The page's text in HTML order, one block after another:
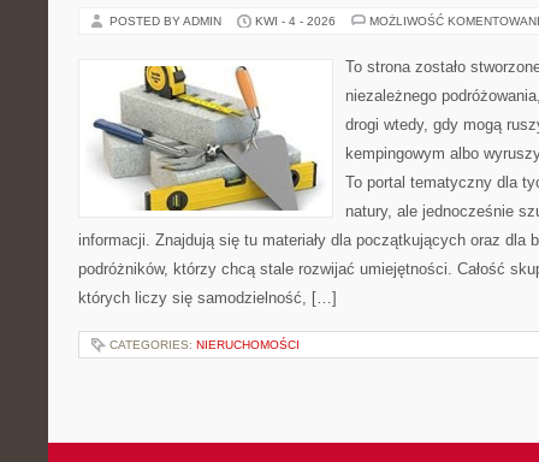
POSTED BY ADMIN KWI - 4 - 2026 MOŻLIWOŚĆ
To strona zostało
niezależnego
drogi wtedy, gdy mogą
kempingowym albo
To portal tematyczny dla
natury, ale jednocześnie
informacji. Znajdują się tu materiały dla początkujących oraz dla
podróżników, którzy chcą stale rozwijać umiejętności. Całość
których liczy się samodzielność, […]
CATEGORIES: NIERUCHOMOŚCI